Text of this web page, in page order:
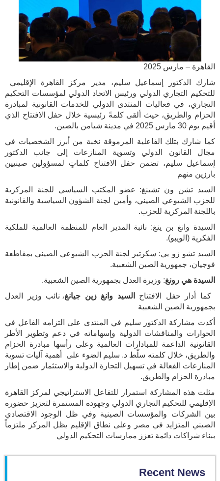
القاهرة – مارس 2025
شارك الدكتور إسماعيل سليم، مدير مركز القاهرة الإقليمي
للتحكيم التجاري الدولي ورئيس الاتحاد الدولي لمؤسسات التحكيم
التجاري، في فعاليات المنتدى الدولي للخدمات القانونية لمبادرة
الحزام والطريق، حيث ألقى كلمةً رئيسية خلال حفل الافتتاح الذي
أقيم يوم 30 مارس 2025 في مدينة شيامن بالصين.
كما شارك بتلك الفاعلية المرموقة نخبة من أبرز الشخصيات في
مجال القانون الدولي وتسوية المنازعات إلى جانب الدكتور
إسماعيل سليم، تضمن حفل الافتتاح كلماتٍ لمسؤولين صينيين
بارزين منهم
السيد تشن ون تشينغ: عضو المكتب السياسي للجنة المركزية
للحزب الشيوعي الصيني، وأمين لجنة الشؤون السياسية والقانونية
باللجنة المركزية للحزب.
السيدة وانغ بن ينغ: نائبة المدير العام للمنظمة العالمية للملكية
الفكرية (الويبو).
لسيد تشو زو يي: سكرتير لجنة الحزب الشيوعي الصيني بمقاطعة
فوجيان، جمهورية الصين الشعبية.
السيدة هي رونغ: وزيرة العدل بجمهورية الصين الشعبية.
كما أدار حفل الافتتاح
السيد وانغ زين جيانغ، نائب وزير العدل
بجمهورية الصين الشعبية
أكدت مشاركة الدكتور سليم في المنتدى على التزامه الفاعل في
الحوارات والمناقشات الدولية وإسهاماته في دعم وتطوير الأطر
القانونية الداعمة للمبادارات العالمية وعلى رأسها مبادرة الحزام
والطريق، خلال كلمته سلّط د. سليم الضوء على أهمية آليات تسوية
المنازعات الفعالة في تسهيل التجارة الدولية والاستثمار ضمن إطار
مبادرة الحزام والطريق.
مثلت هذه المشاركة استمرار للتفاعل الاستراتيجي لمركز القاهرة
الإقليمي للتحكيم التجاري الدولي وجهوده المستمرة لتعزيز حضوره
بين الشركات والمؤسسات الصينية وفي ظل الوجود الاقتصادي
الصيني المتزايد في مصر وعلى نطاق الإقليم يظل المركز ملتزماً
ببناء شراكات دائمة تعزز ممارسات التحكيم الدولي
Recent News